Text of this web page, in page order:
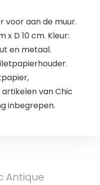
voor aan de muur.
x D 10 cm. Kleur:
en metaal.
van Chic
inbegrepen.
Antique